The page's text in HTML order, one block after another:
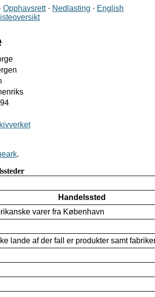
Opphavsrett· Nedlasting · English
.
Handelssted
varer fra København
lande af der fall er produkter samt